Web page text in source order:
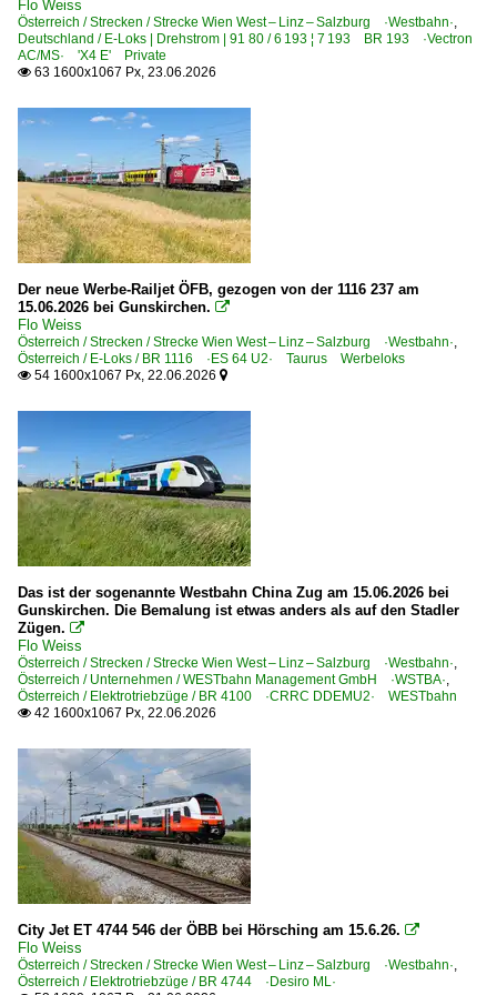
6 110 BR 110.3 E 10 'Bügelfalte'
6 115 BR 115 DB Fernverkehr
6 151 BR 151
Elektrotriebzüge | 93 8x | ICE - IC
IC Dosto BR 4010 ·Kiss· Ex-Westbahn
ICE 1 BR 401 · 5 401 · 5 801-804 ganze Züge
ICE 3 BR 403 · 5 403
ICE T BR 411 · 5 411
Elektrotriebzüge | 94 80
0 427 BR 427 ·Flirt (dreiteilig)·
Deutschland <-> Österreich
Güterwagen
4 | Gattung S | Flachwagen mit Drehgestellen in
5 | Gattung E | Offener Güterwagen der Regelbauart
7 | Gattung Z | Kesselwagen
Personenwagen | Steuerwagen
IC-Steuerwagen 286
Regional- und Fernzüge
IC InterCity-Züge
Regionalzüge (Bundesländer)
Bayern
Strecken | KBS 800-999
954 (Salzburg–) Freilassing – Bad Reichenhall –
Flo Weiss
Österreich / Strecken / Strecke Wien West – Linz – Salzburg ·Westbahn·,
Deutschland / E-Loks | Drehstrom | 91 80 / 6 193 ¦ 7 193 BR 193 ·Vectron
AC/MS· 'X4 E' Private
 63 1600x1067 Px, 23.06.2026
Der neue Werbe-Railjet ÖFB, gezogen von der 1116 237 am
15.06.2026 bei Gunskirchen. 
Flo Weiss
Österreich / Strecken / Strecke Wien West – Linz – Salzburg ·Westbahn·,
Österreich / E-Loks / BR 1116 ·ES 64 U2· Taurus Werbeloks
 54 1600x1067 Px, 22.06.2026 
Das ist der sogenannte Westbahn China Zug am 15.06.2026 bei
Gunskirchen. Die Bemalung ist etwas anders als auf den Stadler
Zügen. 
Flo Weiss
Österreich / Strecken / Strecke Wien West – Linz – Salzburg ·Westbahn·,
Österreich / Unternehmen / WESTbahn Management GmbH ·WSTBA·,
Österreich / Elektrotriebzüge / BR 4100 ·CRRC DDEMU2· WESTbahn
 42 1600x1067 Px, 22.06.2026
City Jet ET 4744 546 der ÖBB bei Hörsching am 15.6.26. 
Flo Weiss
Österreich / Strecken / Strecke Wien West – Linz – Salzburg ·Westbahn·,
Österreich / Elektrotriebzüge / BR 4744 ·Desiro ML·